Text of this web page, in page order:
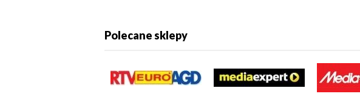
Polecane sklepy